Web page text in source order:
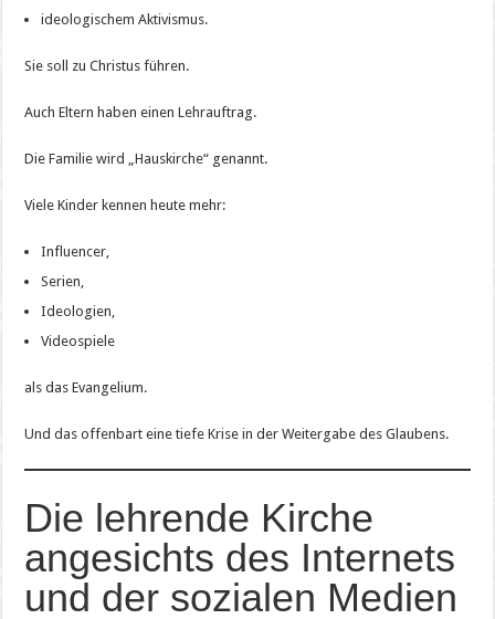
ideologischem Aktivismus.
Sie soll zu Christus führen.
Auch Eltern haben einen Lehrauftrag.
Die Familie wird „Hauskirche“ genannt.
Viele Kinder kennen heute mehr:
Influencer,
Serien,
Ideologien,
Videospiele
als das Evangelium.
Und das offenbart eine tiefe Krise in der Weitergabe des Glaubens.
Die lehrende Kirche
angesichts des Internets
und der sozialen Medien